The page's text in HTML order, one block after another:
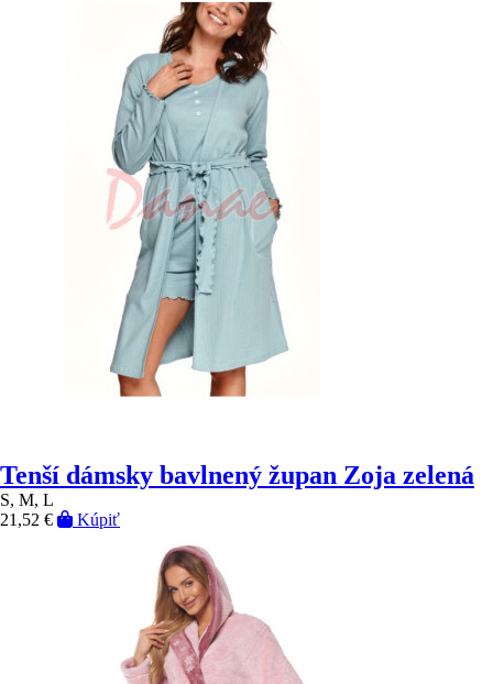
Tenší dámsky bavlnený župan Zoja zelená
S, M, L
21,52 €
Kúpiť